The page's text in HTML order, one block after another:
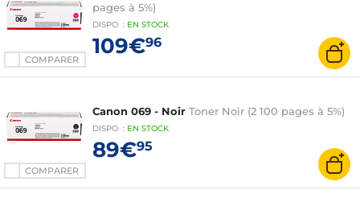
COMPARER
pages à 5%)
DISPO : EN STOCK
109€96
COMPARER
Canon 069 - Noir Toner Noir (2 100 pages à 5%)
DISPO : EN STOCK
89€95